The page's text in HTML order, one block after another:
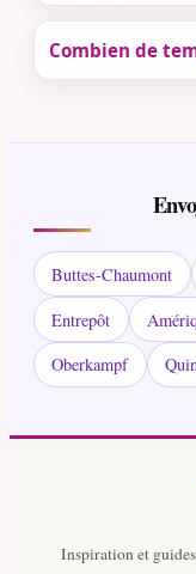
Combien de
Buttes-Chaumont
Entrepôt
Oberkampf
Inspiration et